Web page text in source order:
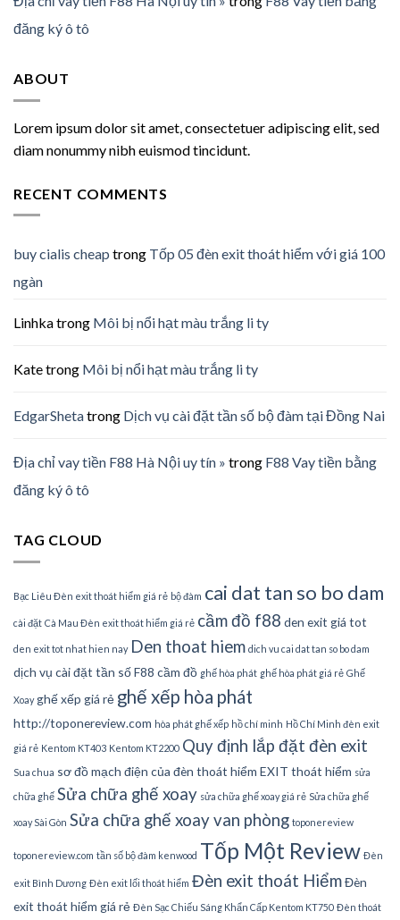
đăng ký ô tô
ABOUT
Lorem ipsum dolor sit amet, consectetuer adipiscing elit, sed
diam nonummy nibh euismod tincidunt.
RECENT COMMENTS
buy cialis cheap trong Tốp 05 đèn exit thoát hiểm với giá 100
ngàn
Linhkatrong Môi bị nổi hạt màu trắng li ty
Katetrong Môi bị nổi hạt màu trắng li ty
EdgarShetatrong Dịch vụ cài đặt tần số bộ đàm tại Đồng Nai
Địa chỉ vay tiền F88 Hà Nội uy tín » trong F88 Vay tiền bằng
đăng ký ô tô
TAG CLOUD
Bạc Liêu Đèn exit thoát hiểm giá rẻ bộ đàm cai dat tan so bo dam
cài đặt Cà Mau Đèn exit thoát hiểm giá rẻ cầm đồ f88 den exit giá tot
den exit tot nhat hien nay Den thoat hiem dich vu cai dat tan so bo dam
dịch vụ cài đặt tần sốF88 cầm đồ ghế hòa phát ghế hòa phát giá rẻ Ghế
Xoay ghế xếp giá rẻ ghế xếp hòa phát
http://toponereview.com hòa phát ghế xếp hồ chí minh Hồ Chí Minh đèn exit
giá rẻ Kentom KT403 Kentom KT2200 Quy định lắp đặt đèn exit
Sua chua sơ đồ mạch điện của đèn thoát hiểm EXIT thoát hiểm sửa
chữa ghế Sửa chữa ghế xoay sửa chữa ghế xoay giá rẻ Sửa chữa ghế
xoay Sài Gòn Sửa chữa ghế xoay van phòng toponereview
toponereview.com tần số bộ đàm kenwood Tốp Một Review Đèn
exit Bình Dương Đèn exit lối thoát hiểm Đèn exit thoát HiểmĐèn
exit thoát hiểm giá rẻ Đèn Sạc Chiếu Sáng Khẩn Cấp Kentom KT750 Đèn thoát